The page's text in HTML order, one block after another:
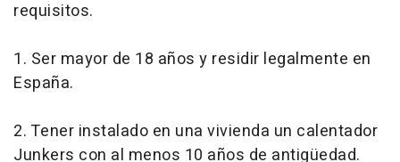
requisitos.
1. Ser mayor de 18 años y residir legalmente en
España.
2. Tener instalado en una vivienda un calentador
Junkers con al menos 10 años de antigüedad.